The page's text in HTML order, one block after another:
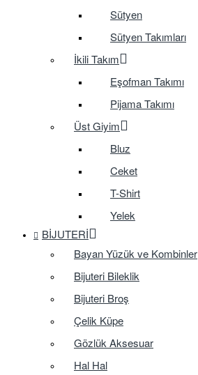
Sütyen
Sütyen Takımları
İkili Takım
Eşofman Takımı
Pijama Takımı
Üst Giyim
Bluz
Ceket
T-Shirt
Yelek
BIJUTERI
Bayan Yüzük ve Kombinler
Bijuteri Bileklik
Bijuteri Broş
Çelik Küpe
Gözlük Aksesuar
Hal Hal